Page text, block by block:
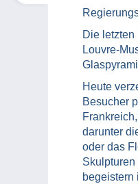
Die
Louvre-
Heute
Besucher
darunter
oder das
begeistern